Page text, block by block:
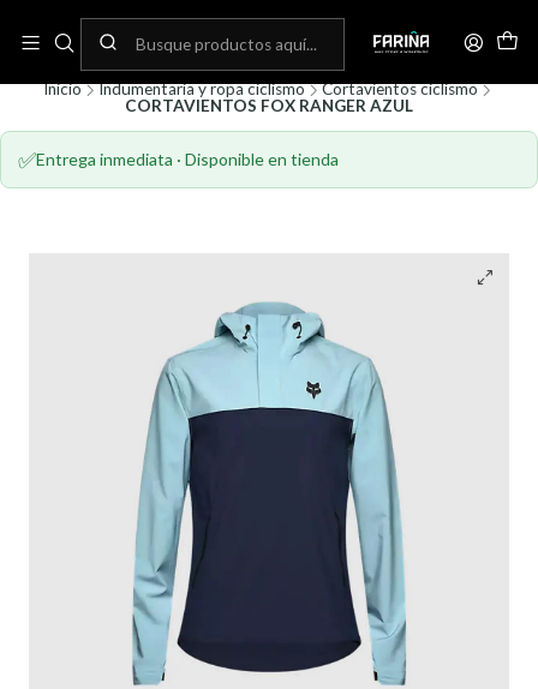
Envíos gratis por compras sobre 80.000! (No aplica para bicicletas)
Inicio Indumentaria y ropa ciclismo
Cortavientos ciclismo
CORTAVIENTOS FOX RANGER AZUL
✅Entrega inmediata · Disponible en tienda